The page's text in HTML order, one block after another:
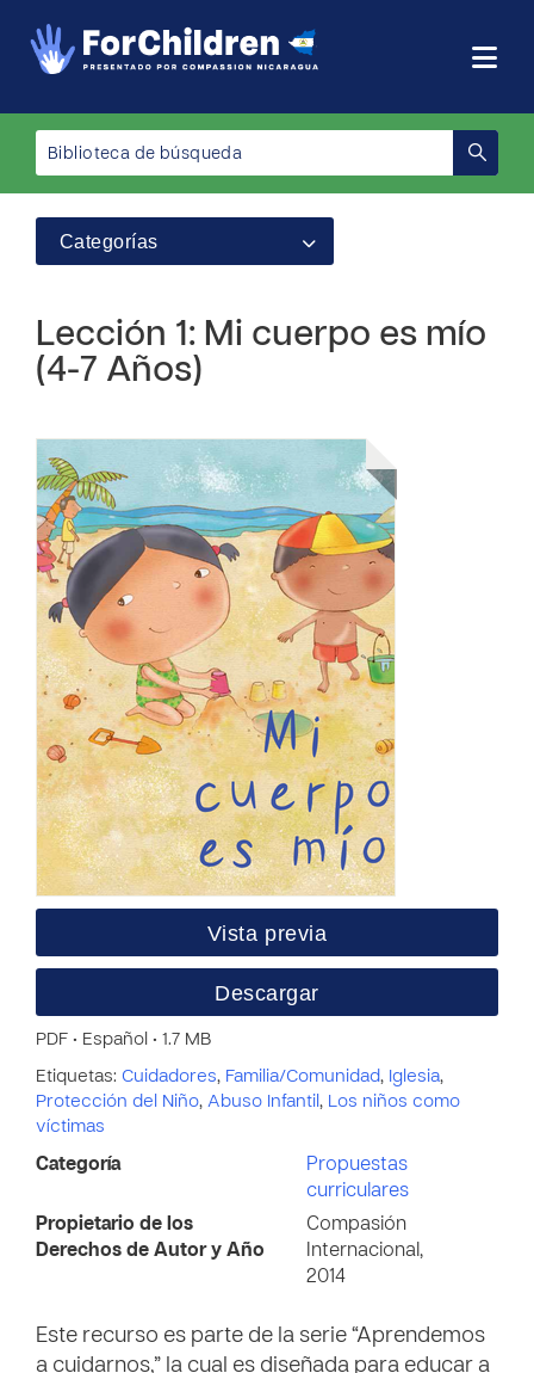
Categorías
Lección 1: Mi cuerpo es mío
(4-7 Años)
Vista previa
Descargar
PDF • Español • 1.7 MB
Etiquetas: Cuidadores, Familia/Comunidad, Iglesia,
Protección del Niño, Abuso Infantil , Los niños como
víctimas
Categoría
Propuestas
curriculares
Propietario de los
Derechos de Autor y Año
Compasión
Internacional,
2014
Este recurso es parte de la serie “Aprendemos
a cuidarnos,” la cual es diseñada para educar a